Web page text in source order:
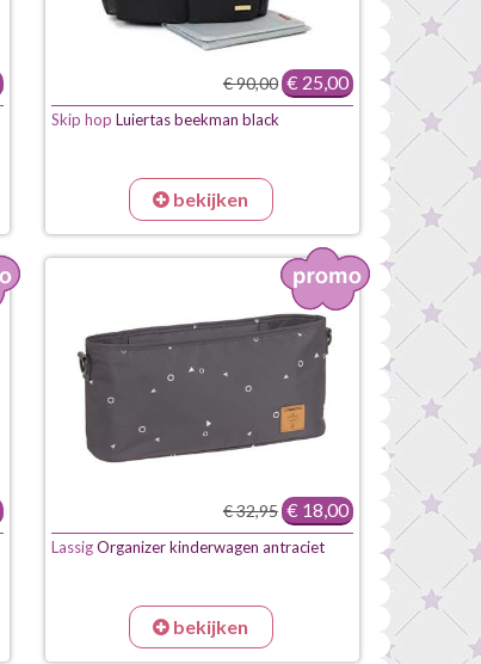
€ 90,00 € 25,00
Skip hop Luiertas beekman black
bekijken
€ 32,95 € 18,00
LassigOrganizer kinderwagen antraciet
bekijken